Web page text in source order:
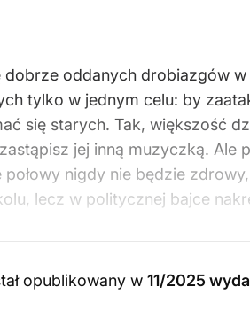
oddanych drobiazgów w
tylko w jednym celu: by
się starych. Tak, większość
jej inną muzyczką. Ale
połowy nigdy nie będzie
lecz w politycznej bajce
opublikowany w 11/2025